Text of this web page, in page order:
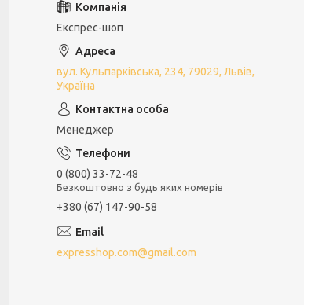
Експрес-шоп
вул. Кульпарківська, 234, 79029, Львів,
Україна
Менеджер
0 (800) 33-72-48
Безкоштовно з будь яких номерів
+380 (67) 147-90-58
expresshop.com@gmail.com